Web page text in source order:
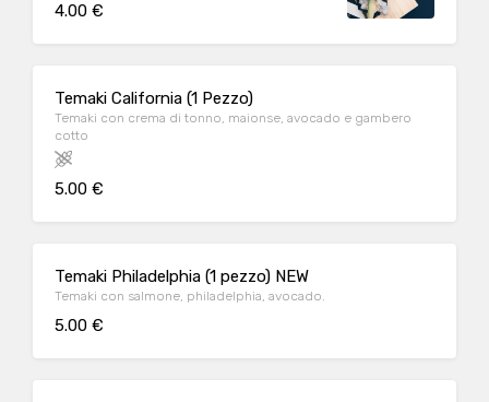
4.00 €
Temaki California (1 Pezzo)
Temaki con crema di tonno, maionse, avocado e gambero
cotto
5.00 €
Temaki Philadelphia (1 pezzo) NEW
Temaki con salmone, philadelphia, avocado.
5.00 €